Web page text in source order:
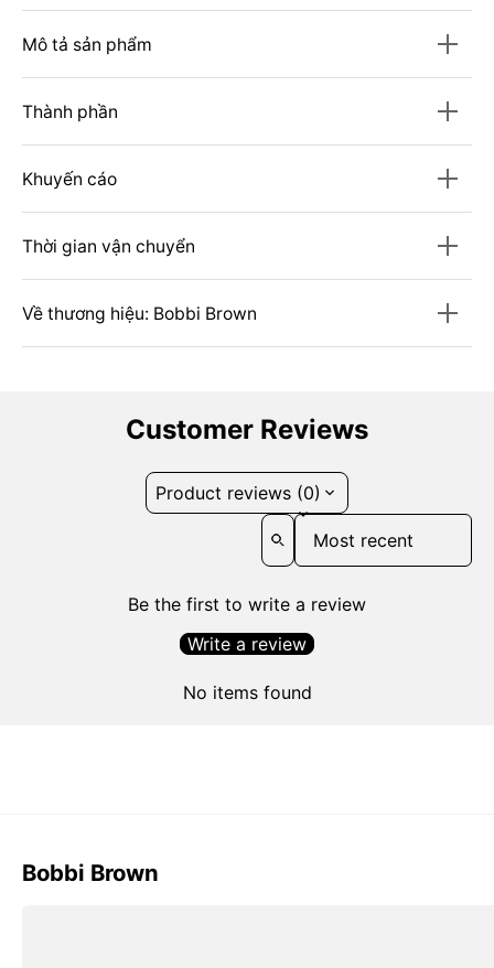
Mô tả sản phẩm
Thành phần
Khuyến cáo
Thời gian vận chuyển
Về thương hiệu: Bobbi Brown
Customer Reviews
Product reviews (0)
Sort reviews by
Be the first to write a review
Write a review
No items found
Bobbi Brown